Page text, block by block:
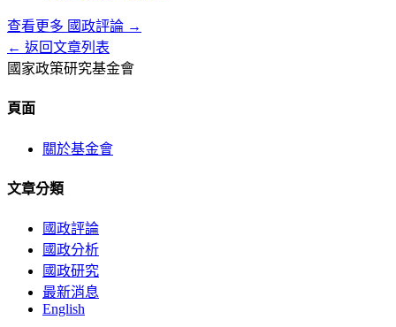
查看更多 國政評論 →
← 返回文章列表
國家政策研究基金會
頁面
關於基金會
文章分類
國政評論
國政分析
國政研究
最新消息
English